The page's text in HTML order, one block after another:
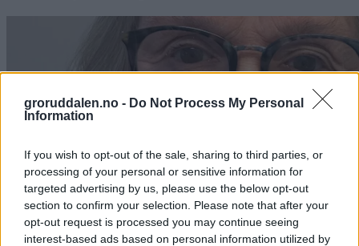
groruddalen.no - Do Not Process My Personal
Information
If you wish to opt-out of the sale, sharing to third parties, or
processing of your personal or sensitive information for
targeted advertising by us, please use the below opt-out
section to confirm your selection. Please note that after your
opt-out request is processed you may continue seeing
interest-based ads based on personal information utilized by